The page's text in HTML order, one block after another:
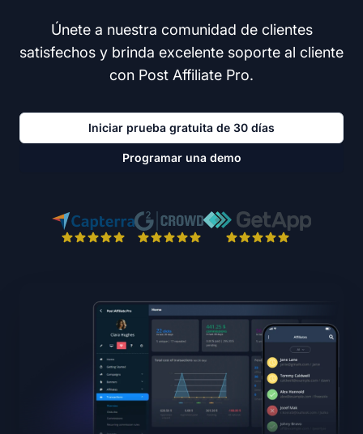
Únete a nuestra comunidad de clientes
satisfechos y brinda excelente soporte al cliente
con Post Affiliate Pro.
Iniciar prueba gratuita de 30 días
Programar una demo